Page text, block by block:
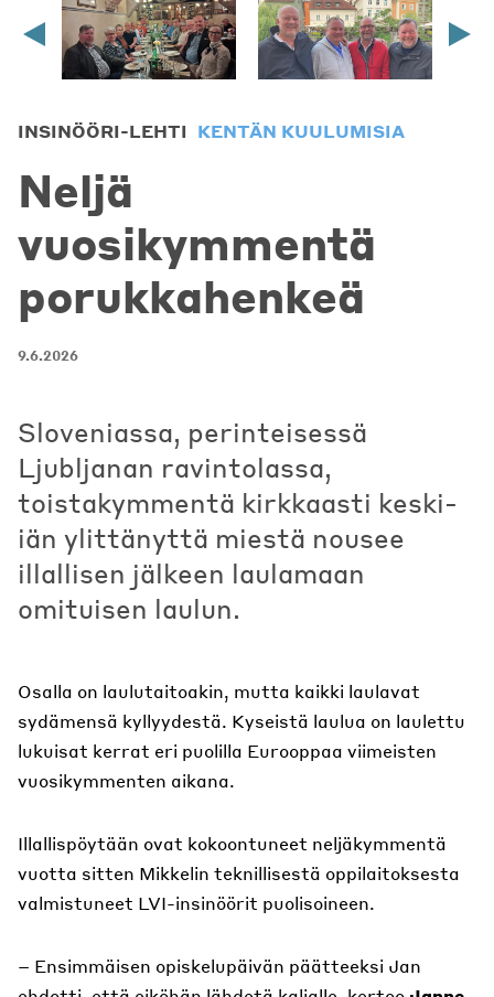
INSINÖÖRI-LEHTI KENTÄN KUULUMISIA
Neljä
vuosikymmentä
porukkahenkeä
9.6.2026
Sloveniassa, perinteisessä
Ljubljanan ravintolassa,
toistakymmentä kirkkaasti keski-
iän ylittänyttä miestä nousee
illallisen jälkeen laulamaan
omituisen laulun.
Osalla on laulutaitoakin, mutta kaikki laulavat
sydämensä kyllyydestä. Kyseistä laulua on laulettu
lukuisat kerrat eri puolilla Eurooppaa viimeisten
vuosikymmenten aikana.
Illallispöytään ovat kokoontuneet neljäkymmentä
vuotta sitten Mikkelin teknillisestä oppilaitoksesta
valmistuneet LVI-insinöörit puolisoineen.
– Ensimmäisen opiskelupäivän päätteeksi Jan